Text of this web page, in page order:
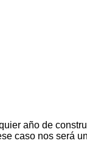
año de
caso nos será